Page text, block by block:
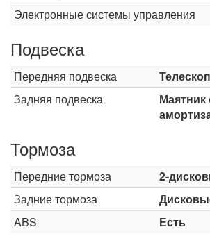
Электронные системы управления
Подвеска
Передняя подвеска
Задняя подвеска
Маятник
Тормоза
Передние тормоза
2-
Задние тормоза
ABS
Есть